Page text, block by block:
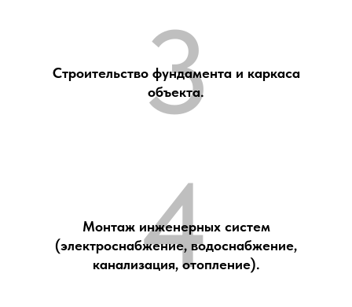
Строительство фундамента и каркаса
объекта.
3
Монтаж инженерных систем
(электроснабжение, водоснабжение,
канализация, отопление).
4